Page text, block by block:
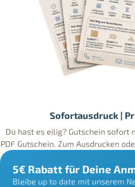
Sofortausdruck |
Du hast es eilig? Gutschein sofort
PDF Gutschein. Zum Ausdrucken
5€ Rabatt für Deine
Bleibe up to date mit unserem